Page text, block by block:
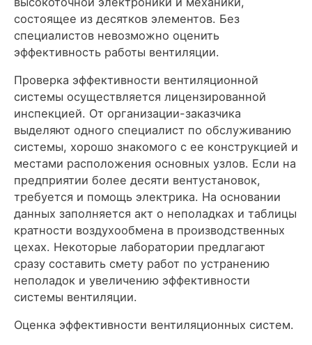
состоящее из десятков элементов. Без
специалистов невозможно оценить
эффективность работы вентиляции.
Проверка эффективности вентиляционной
системы осуществляется лицензированной
инспекцией. От организации-заказчика
выделяют одного специалист по обслуживанию
системы, хорошо знакомого с ее конструкцией и
местами расположения основных узлов. Если на
предприятии более десяти вентустановок,
требуется и помощь электрика. На основании
данных заполняется акт о неполадках и таблицы
кратности воздухообмена в производственных
цехах. Некоторые лаборатории предлагают
сразу составить смету работ по устранению
неполадок и увеличению эффективности
системы вентиляции.
Оценка эффективности вентиляционных систем.